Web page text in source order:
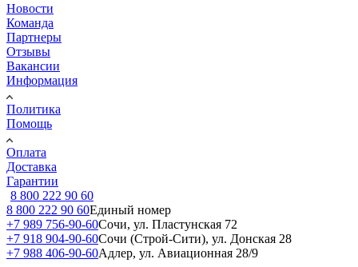
Новости
Команда
Партнеры
Отзывы
Вакансии
Информация
Политика
Помощь
Оплата
Доставка
Гарантии
8 800 222 90 60
8 800 222 90 60Единый номер
+7 989 756-90-60Сочи, ул. Пластунская 72
+7 918 904-90-60Сочи (Строй-Сити), ул. Донская 28
+7 988 406-90-60Адлер, ул. Авиационная 28/9